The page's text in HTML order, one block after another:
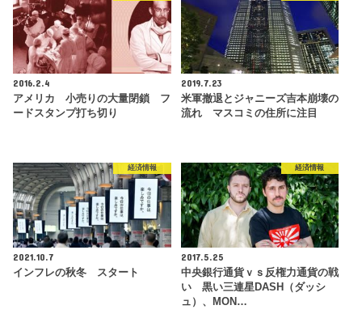
2016.2.4
アメリカ 小売りの大量閉鎖 フ
ードスタンプ打ち切り
2019.7.23
米軍撤退とジャニーズ吉本崩壊の
流れ マスコミの住所に注目
経済情報
2021.10.7
インフレの秋冬 スタート
経済情報
2017.5.25
中央銀行通貨ｖｓ反権力通貨の戦
い 黒い三連星DASH（ダッシ
ュ）、MON…